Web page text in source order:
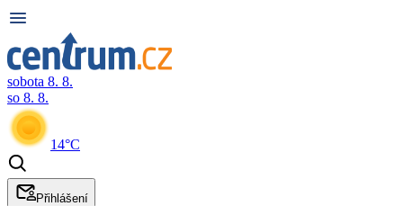
sobota 8. 8.
so 8. 8.
14°C
Přihlášení